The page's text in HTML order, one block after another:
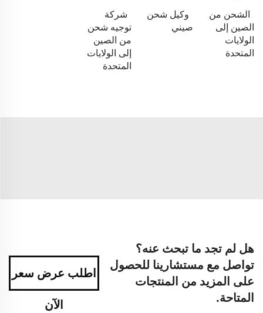
الشحن من
الصين إلى
الولايات
المتحدة
وكيل شحن
صيني
شركة
توجيه شحن
من الصين
إلى الولايات
المتحدة
هل لم تجد ما تبحث عنه؟
تواصل مع مستشارينا للحصول
على المزيد من المنتجات
المتاحة.
اطلب عرض سعر
الآن